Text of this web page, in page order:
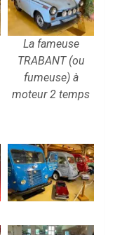
La fameuse
TRABANT (ou
fumeuse) à
moteur 2 temps